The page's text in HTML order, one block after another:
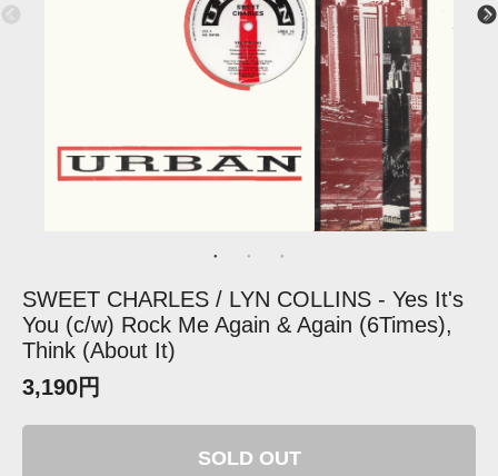
SWEET CHARLES / LYN COLLINS - Yes It's
You (c/w) Rock Me Again & Again (6Times),
Think (About It)
3,190円
SOLD OUT